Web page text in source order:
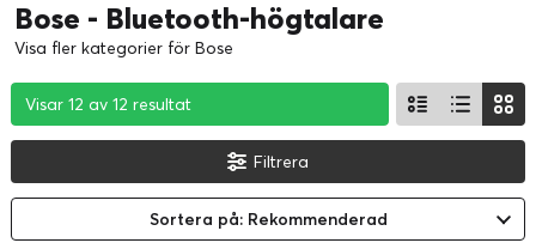
Bose - Bluetooth-högtalare
Visa fler kategorier för Bose
Visar 12 av 12 resultat
Visar 12 av 12 resultat
Visar 12 av 12 resultat
Filtrera
Sortera på: Rekommenderad